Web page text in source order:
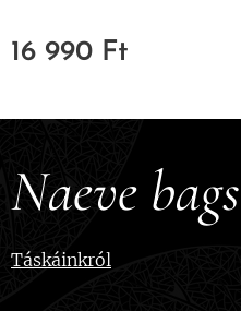
16 990 Ft
Naeve bags
Táskáinkról